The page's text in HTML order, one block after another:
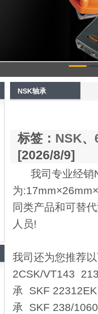
NSK轴承
标签： NSK、
[2026/8/9]
我司专业经销
为
同类产品和可替
人员!
我司还为您推荐
2CSK/VT143
承 SKF
承 SKF 238/